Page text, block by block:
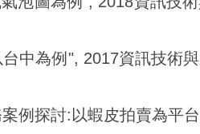
中為例", 2017資訊技術
例探討:以蝦皮拍賣為平